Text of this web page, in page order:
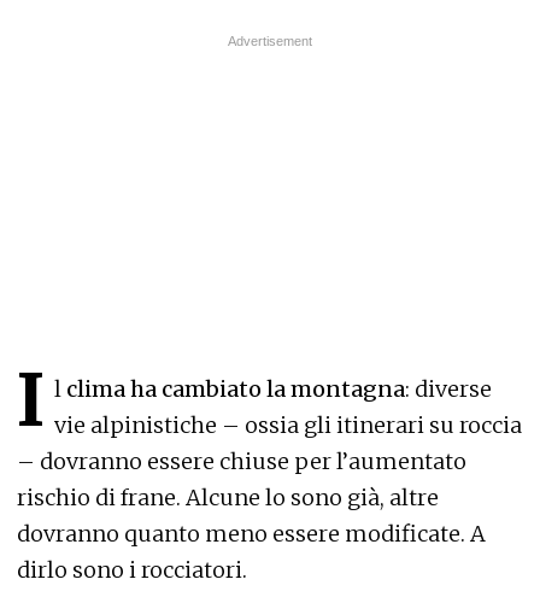
I l clima ha cambiato la montagna: diverse
vie alpinistiche – ossia gli itinerari su roccia
– dovranno essere chiuse per l’aumentato
rischio di frane. Alcune lo sono già, altre
dovranno quanto meno essere modificate. A
dirlo sono i rocciatori.